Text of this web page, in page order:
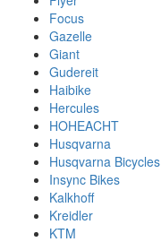
Focus
Gazelle
Giant
Gudereit
Haibike
Hercules
HOHEACHT
Husqvarna
Husqvarna Bicycles
Insync Bikes
Kalkhoff
Kreidler
KTM